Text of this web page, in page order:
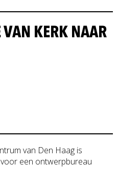
KERK NAAR
van Den Haag is
een ontwerpbureau